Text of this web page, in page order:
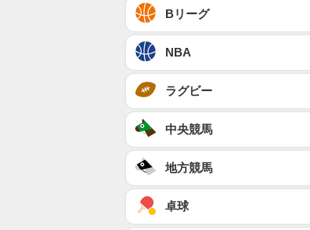
Bリーグ
NBA
ラグビー
中央競馬
地方競馬
卓球